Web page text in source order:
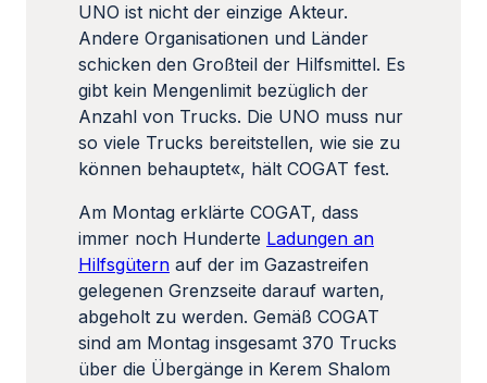
UNO ist nicht der einzige Akteur.
Andere Organisationen und Länder
schicken den Großteil der Hilfsmittel. Es
gibt kein Mengenlimit bezüglich der
Anzahl von Trucks. Die UNO muss nur
so viele Trucks bereitstellen, wie sie zu
können behauptet«, hält COGAT fest.
Am Montag erklärte COGAT, dass
immer noch Hunderte Ladungen an
Hilfsgütern auf der im Gazastreifen
gelegenen Grenzseite darauf warten,
abgeholt zu werden. Gemäß COGAT
sind am Montag insgesamt 370 Trucks
über die Übergänge in Kerem Shalom